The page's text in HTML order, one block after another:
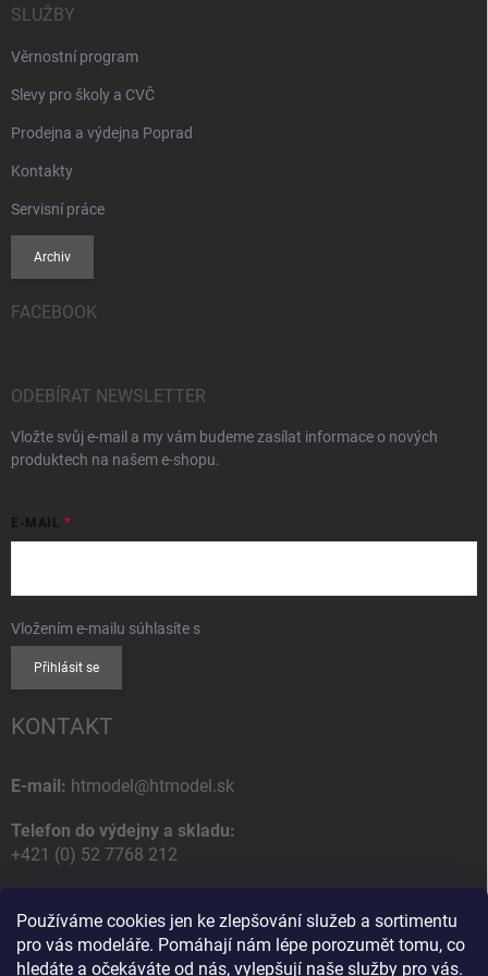
Používáme cookies jen ke zlepšování služeb a sortimentu
pro vás modeláře. Pomáhají nám lépe porozumět tomu, co
hledáte a očekáváte od nás, vylepšují naše služby pro vás.
SLUŽBY
Věrnostní program
Slevy pro školy a CVČ
Prodejna a výdejna Poprad
Kontakty
Servisní práce
Archiv
FACEBOOK
ODEBÍRAT NEWSLETTER
Vložte svůj e-mail a my vám budeme zasílat informace o nových
produktech na našem e-shopu.
E-MAIL
Vložením e-mailu súhlasíte s
Přihlásit se
KONTAKT
E-mail: htmodel@htmodel.sk
Telefon do výdejny a skladu:
+421 (0) 52 7768 212
HT model
Na letisko 49
058 01 Poprad